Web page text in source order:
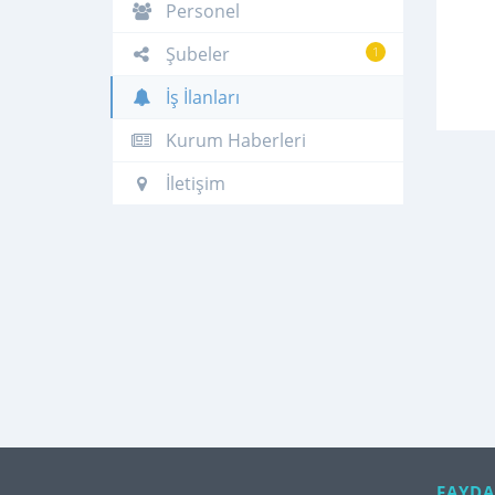
Personel
1
Şubeler
İş İlanları
Kurum Haberleri
İletişim